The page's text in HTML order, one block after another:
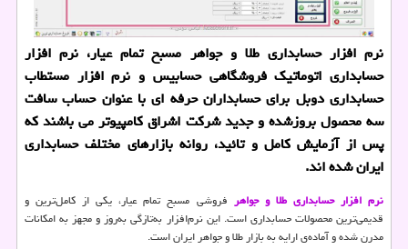
نرم افزار حسابداری طلا و جواهر مسبح تمام عیار، نرم افزار
حسابداری اتوماتیك فروشگاهی حسابیس و نرم افزار مستطاب
حسابداری دوبل برای حسابداران حرفه ای با عنوان حساب سافت
سه محصول بروزشده و جدید شركت اشراق كامپیوتر می باشند كه
پس از آزمایش كامل و تائید، روانه بازارهای مختلف حسابداری
ایران شده اند.
نرم افزار حسابداری طلا و جواهر فروشی مسبح تمام عیار، یکی از کامل‌ترین و
قدیمی‌ترین محصولات حسابداری است. این نرم‌افزار به‌تازگی به‌روز و مجهز به امکانات
مدرن شده و آماده‌ی ارایه به بازار طلا و جواهر ایران است.